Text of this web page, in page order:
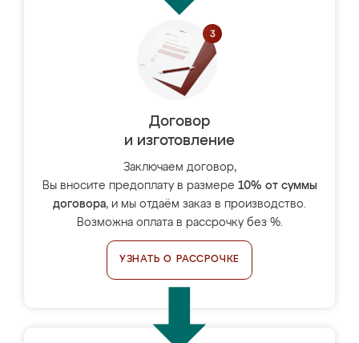
Договор
и изготовление
Заключаем договор,
Вы вносите предоплату в размере 10% от суммы
договора, и мы отдаём заказ в производство.
Возможна оплата в рассрочку без %.
УЗНАТЬ О РАССРОЧКЕ